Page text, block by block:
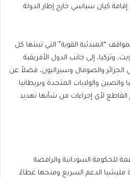
كيان سياسي خارج إطار الدولة
“المبدئية القوية” التي تبنتها كل
وتركيا، إلى جانب الدول الأفريقية
والصومال وسيراليون، فضلاً عن
والولايات المتحدة وبريطانيا
القاطع لأي إجراءات من شأنها تهديد
للحكومة السودانية والرافضة
مليشيا الدعم السريع ومنحها غطاءً